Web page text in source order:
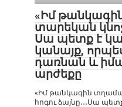
«Իմ
տարեկան կնոջ
Սա պետք է
կանայք,
դառնան և
արժեքը
«Իմ թանկագին
հոգու ձայնը․․․Սա